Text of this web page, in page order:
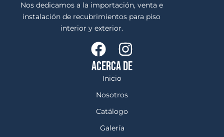
Nos dedicamos a la importación, venta e
instalación de recubrimientos para piso
interior y exterior.
ACERCA DE
Inicio
Nosotros
Catálogo
Galería